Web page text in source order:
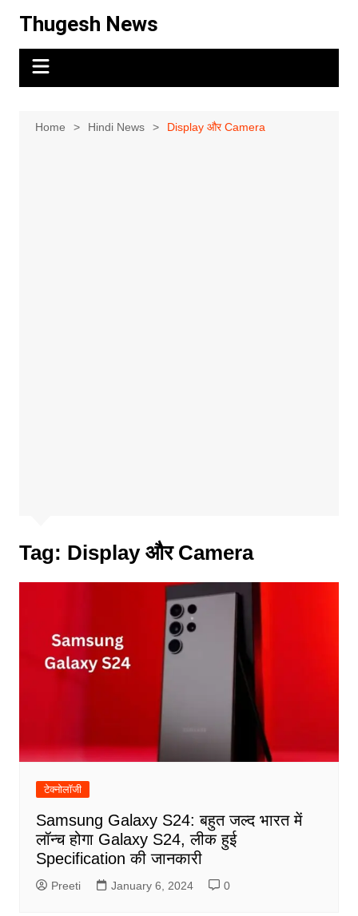
content
Thugesh News
Home Hindi News Display और Camera
Tag: Display और Camera
टेक्नोलॉजी
Samsung Galaxy S24: बहुत जल्द भारत में
लॉन्च होगा Galaxy S24, लीक हुई
Specification की जानकारी
Preeti January 6, 2024 0